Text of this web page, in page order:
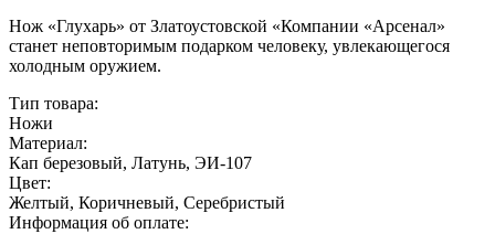
Нож «Глухарь» от Златоустовской «Компании «Арсенал»
станет неповторимым подарком человеку, увлекающегося
холодным оружием.
Тип товара:
Ножи
Материал:
Кап березовый, Латунь, ЭИ-107
Цвет:
Желтый, Коричневый, Серебристый
Информация об оплате: